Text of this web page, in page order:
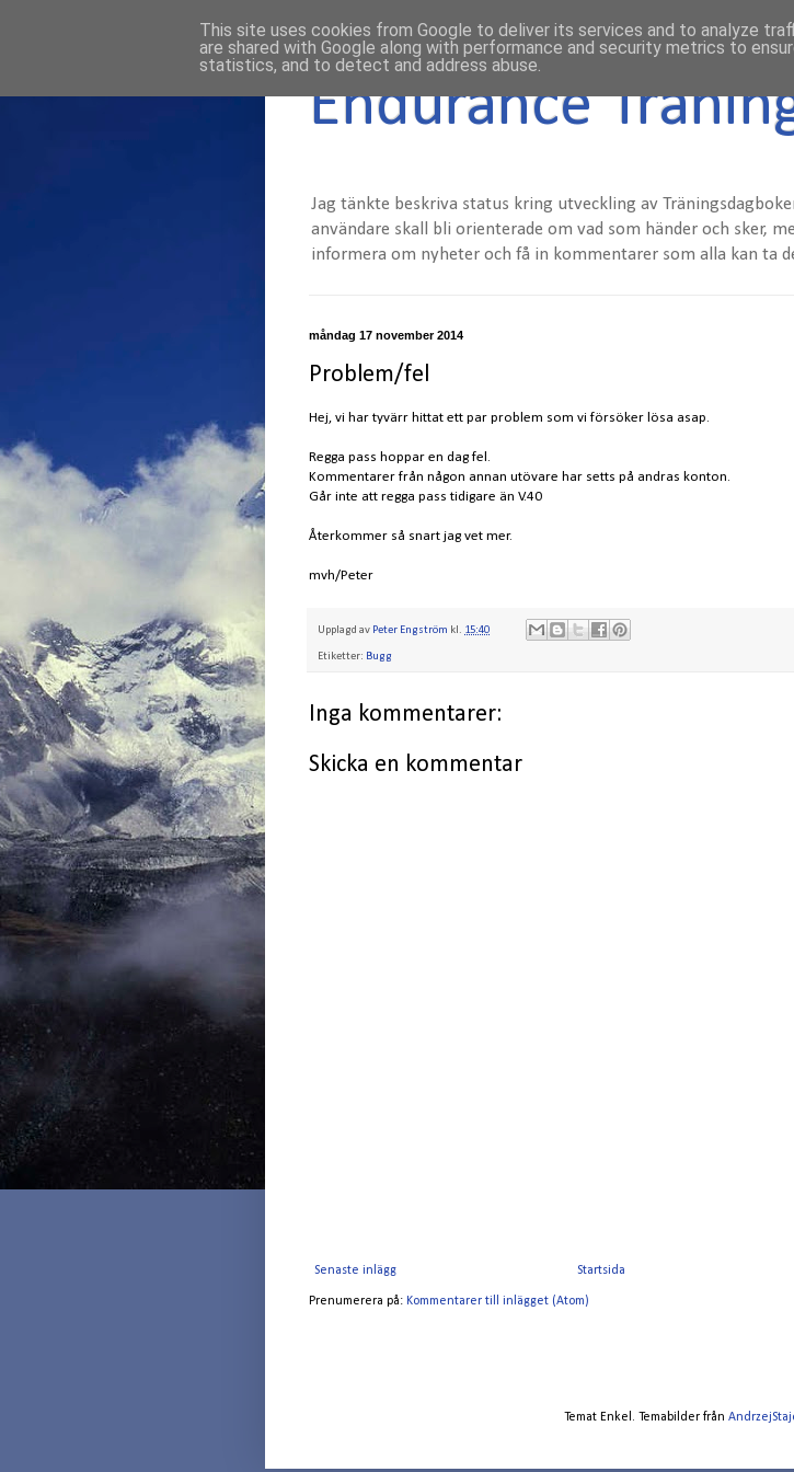
Endurance
Jag tänkte beskriva status kring utveckling av
användare skall bli orienterade om vad som händer och sker,
informera om nyheter och få in kommentarer som alla kan ta
måndag 17 november 2014
Problem/fel
Hej, vi har tyvärr hittat ett par problem som vi försöker lösa asap.
Regga pass hoppar en dag fel.
Kommentarer från någon annan utövare har setts på andras konton.
Går inte att regga pass tidigare än V.40
Återkommer så snart jag vet mer.
mvh/Peter
Upplagd av Peter Engström kl. 15:40
Etiketter: Bugg
Inga kommentarer:
Skicka en kommentar
Senaste inlägg Startsida
Prenumerera på: Kommentarer till inlägget (Atom)
Temat Enkel. Temabilder från
This site uses cookies from Google to deliver its services and to analyze
are shared with Google along with performance and security metrics to
statistics, and to detect and address abuse.